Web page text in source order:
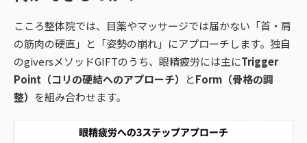
こころ整体院では、目薬やマッサージでは届かない「首・肩
の筋肉の硬直」と「姿勢の崩れ」にアプローチします。独自
のgiversメソッドGIFTのうち、眼精疲労には主にTrigger
Point（コリの硬結へのアプローチ）
とForm（骨格の調
整） を組み合わせます。